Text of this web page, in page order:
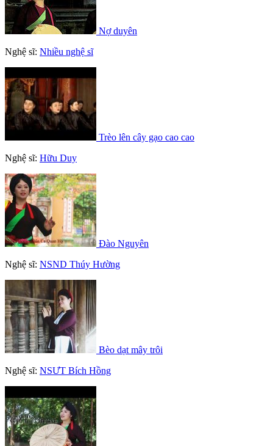
Nợ duyên
Nghệ sĩ: Nhiều nghệ sĩ
Trèo lên cây gạo cao cao
Nghệ sĩ: Hữu Duy
Đào Nguyên
Nghệ sĩ: NSND Thúy Hường
Bèo dạt mây trôi
Nghệ sĩ: NSƯT Bích Hồng